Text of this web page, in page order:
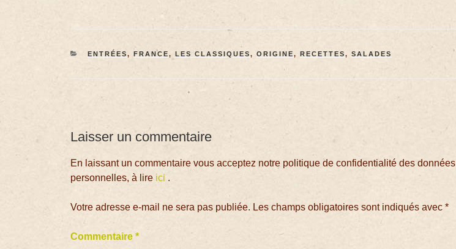
ENTRÉES, FRANCE, LES CLASSIQUES, ORIGINE, RECETTES, SALADES
Laisser un commentaire
En laissant un commentaire vous acceptez notre politique de confidentialité des données
personnelles, à lire ici .
Votre adresse e-mail ne sera pas publiée. Les champs obligatoires sont indiqués avec*
Commentaire*